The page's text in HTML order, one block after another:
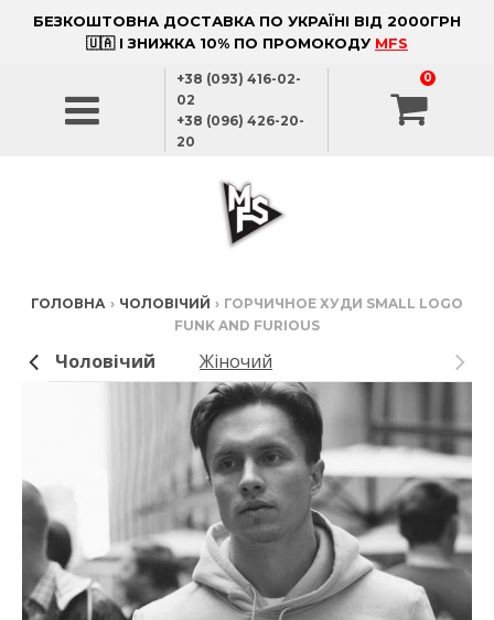
БЕЗКОШТОВНА ДОСТАВКА ПО УКРАЇНІ ВІД 2000ГРН
🇺🇦 І ЗНИЖКА 10% ПО ПРОМОКОДУ MFS
+38 (093) 416-02-
02
+38 (096) 426-20-
20
0
ГОЛОВНА › ЧОЛОВІЧИЙ › ГОРЧИЧНОЕ ХУДИ SMALL LOGO
FUNK AND FURIOUS
Чоловічий Жіночий